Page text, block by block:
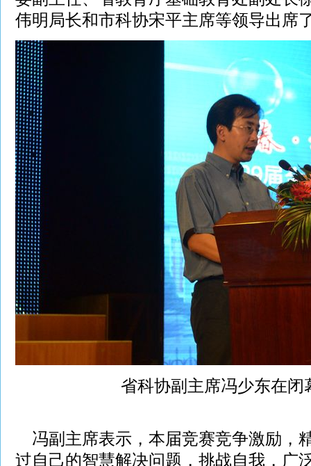
伟明局长和市科协宋平主席等领导出席
省科协副主席冯少东在闭
冯副主席表示，本届竞赛竞争激励，
过自己的智慧解决问题，挑战自我，广